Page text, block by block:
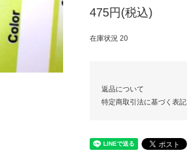
475円(税込)
在庫状況 20
返品について
特定商取引法に基づく表記